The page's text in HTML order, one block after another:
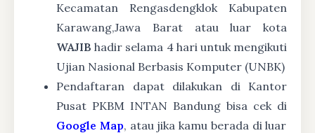
Kecamatan Rengasdengklok Kabupaten
Karawang,Jawa Barat atau luar kota
WAJIB hadir selama 4 hari untuk mengikuti
Ujian Nasional Berbasis Komputer (UNBK)
Pendaftaran dapat dilakukan di Kantor
Pusat PKBM INTAN Bandung bisa cek di
Google Map, atau jika kamu berada di luar